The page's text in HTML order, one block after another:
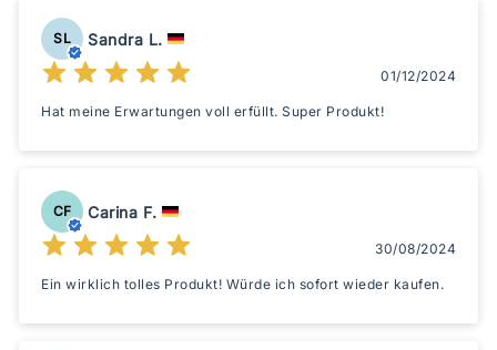
SL Sandra L.
01/12/2024
Hat meine Erwartungen voll erfüllt. Super Produkt!
CF Carina F.
30/08/2024
Ein wirklich tolles Produkt! Würde ich sofort wieder kaufen.